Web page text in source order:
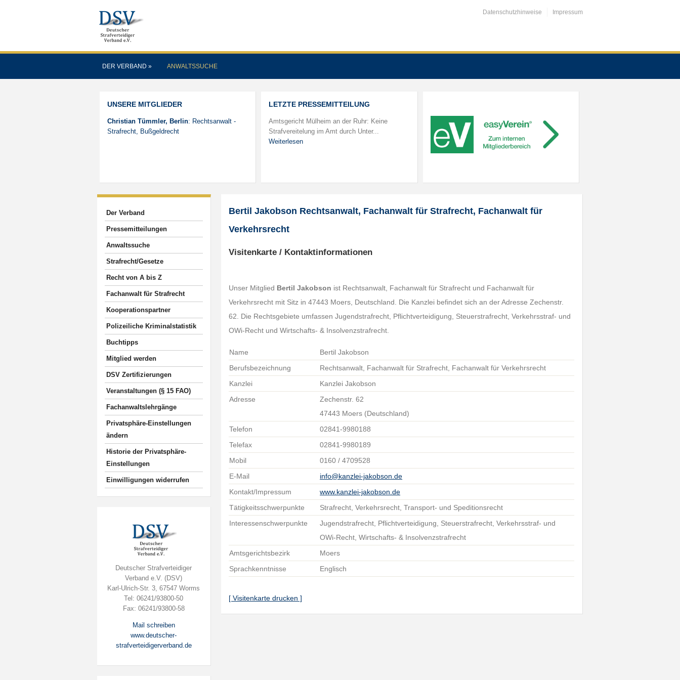
Datenschutzhinweise Impressum
DER VERBAND » ANWALTSSUCHE
UNSERE MITGLIEDER
Christian Tümmler, Berlin: Rechtsanwalt -
Strafrecht, Bußgeldrecht
LETZTE PRESSEMITTEILUNG
Amtsgericht Mülheim an der Ruhr: Keine
Strafvereitelung im Amt durch Unter...
Weiterlesen
Der Verband
Pressemitteilungen
Anwaltssuche
Strafrecht/Gesetze
Recht von A bis Z
Fachanwalt für Strafrecht
Kooperationspartner
Polizeiliche Kriminalstatistik
Buchtipps
Mitglied werden
DSV Zertifizierungen
Veranstaltungen (§ 15 FAO)
Fachanwaltslehrgänge
Privatsphäre-Einstellungen
ändern
Historie der Privatsphäre-
Einstellungen
Einwilligungen widerrufen
Deutscher Strafverteidiger
Verband e.V. (DSV)
Karl-Ulrich-Str. 3, 67547 Worms
Tel: 06241/93800-50
Fax: 06241/93800-58
Mail schreiben
www.deutscher-
strafverteidigerverband.de
Bertil Jakobson Rechtsanwalt, Fachanwalt für Strafrecht, Fachanwalt für
Verkehrsrecht
Visitenkarte / Kontaktinformationen
Unser Mitglied Bertil Jakobson ist Rechtsanwalt, Fachanwalt für Strafrecht und Fachanwalt für
Verkehrsrecht mit Sitz in 47443 Moers, Deutschland. Die Kanzlei befindet sich an der Adresse Zechenstr.
62. Die Rechtsgebiete umfassen Jugendstrafrecht, Pflichtverteidigung, Steuerstrafrecht, Verkehrsstraf- und
OWi-Recht und Wirtschafts- & Insolvenzstrafrecht.
Name
Bertil Jakobson
Berufsbezeichnung
Rechtsanwalt, Fachanwalt für Strafrecht, Fachanwalt für Verkehrsrecht
Kanzlei
Kanzlei Jakobson
Adresse
Zechenstr. 62
47443 Moers (Deutschland)
Telefon
02841-9980188
Telefax
02841-9980189
Mobil
0160 / 4709528
E-Mail
info@kanzlei-jakobson.de
Kontakt/Impressum
www.kanzlei-jakobson.de
Tätigkeitsschwerpunkte
Strafrecht, Verkehrsrecht, Transport- und Speditionsrecht
Interessenschwerpunkte
Jugendstrafrecht, Pflichtverteidigung, Steuerstrafrecht, Verkehrsstraf- und
OWi-Recht, Wirtschafts- & Insolvenzstrafrecht
Amtsgerichtsbezirk
Moers
Sprachkenntnisse
Englisch
[ Visitenkarte drucken ]